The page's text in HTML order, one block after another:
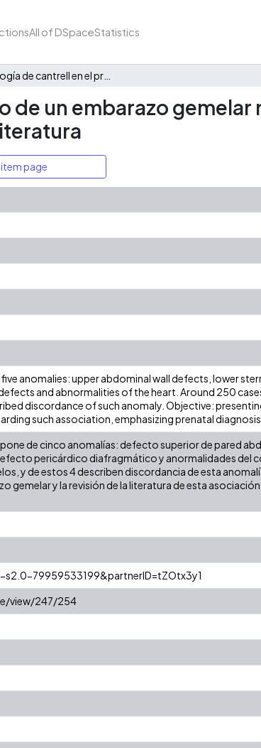
All of DSpaceStatistics
de un embarazo
page
anomalies: upper abdominal wall defects, lower
and abnormalities of the heart. Around 250
discordance of such anomaly. Objective:
such association, emphasizing prenatal
de cinco anomalías: defecto superior de pared
pericárdico diafragmático y anormalidades del
y de estos 4 describen discordancia de esta
gemelar y la revisión de la literatura de esta
79959533199&partnerID=tZOtx3y1
view/247/254